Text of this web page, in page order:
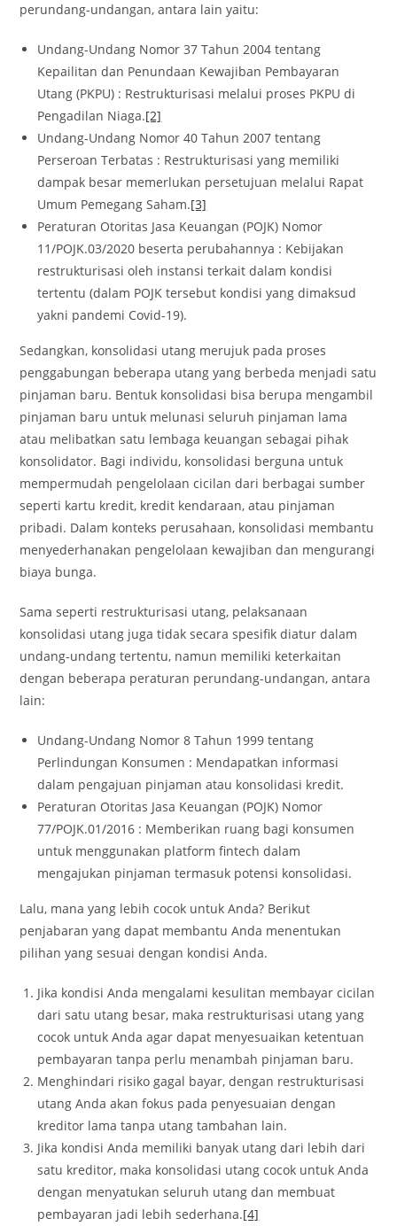
perundang-undangan, antara lain yaitu:
Undang-Undang Nomor 37 Tahun 2004 tentang
Kepailitan dan Penundaan Kewajiban Pembayaran
Utang (PKPU) : Restrukturisasi melalui proses PKPU di
Pengadilan Niaga.[2]
Undang-Undang Nomor 40 Tahun 2007 tentang
Perseroan Terbatas : Restrukturisasi yang memiliki
dampak besar memerlukan persetujuan melalui Rapat
Umum Pemegang Saham.[3]
Peraturan Otoritas Jasa Keuangan (POJK) Nomor
11/POJK.03/2020 beserta perubahannya : Kebijakan
restrukturisasi oleh instansi terkait dalam kondisi
tertentu (dalam POJK tersebut kondisi yang dimaksud
yakni pandemi Covid-19).
Sedangkan, konsolidasi utang merujuk pada proses
penggabungan beberapa utang yang berbeda menjadi satu
pinjaman baru. Bentuk konsolidasi bisa berupa mengambil
pinjaman baru untuk melunasi seluruh pinjaman lama
atau melibatkan satu lembaga keuangan sebagai pihak
konsolidator. Bagi individu, konsolidasi berguna untuk
mempermudah pengelolaan cicilan dari berbagai sumber
seperti kartu kredit, kredit kendaraan, atau pinjaman
pribadi. Dalam konteks perusahaan, konsolidasi membantu
menyederhanakan pengelolaan kewajiban dan mengurangi
biaya bunga.
Sama seperti restrukturisasi utang, pelaksanaan
konsolidasi utang juga tidak secara spesifik diatur dalam
undang-undang tertentu, namun memiliki keterkaitan
dengan beberapa peraturan perundang-undangan, antara
lain:
Undang-Undang Nomor 8 Tahun 1999 tentang
Perlindungan Konsumen : Mendapatkan informasi
dalam pengajuan pinjaman atau konsolidasi kredit.
Peraturan Otoritas Jasa Keuangan (POJK) Nomor
77/POJK.01/2016 : Memberikan ruang bagi konsumen
untuk menggunakan platform fintech dalam
mengajukan pinjaman termasuk potensi konsolidasi.
Lalu, mana yang lebih cocok untuk Anda? Berikut
penjabaran yang dapat membantu Anda menentukan
pilihan yang sesuai dengan kondisi Anda.
Jika kondisi Anda mengalami kesulitan membayar cicilan
dari satu utang besar, maka restrukturisasi utang yang
cocok untuk Anda agar dapat menyesuaikan ketentuan
pembayaran tanpa perlu menambah pinjaman baru.
Menghindari risiko gagal bayar, dengan restrukturisasi
utang Anda akan fokus pada penyesuaian dengan
kreditor lama tanpa utang tambahan lain.
Jika kondisi Anda memiliki banyak utang dari lebih dari
satu kreditor, maka konsolidasi utang cocok untuk Anda
dengan menyatukan seluruh utang dan membuat
pembayaran jadi lebih sederhana.[4]